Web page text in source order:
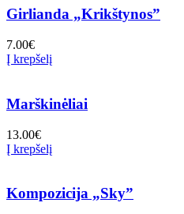
Girlianda „Krikštynos”
7.00€
Į krepšelį
Marškinėliai
13.00€
Į krepšelį
Kompozicija „Sky”